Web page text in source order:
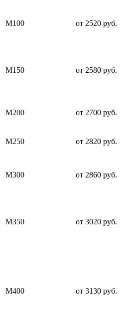
М100 от 2520 руб.
М150 от 2580 руб.
М200 от 2700 руб.
М250
от 2820 руб.
М300 от 2860 руб.
М350 от 3020 руб.
М400 от 3130 руб.